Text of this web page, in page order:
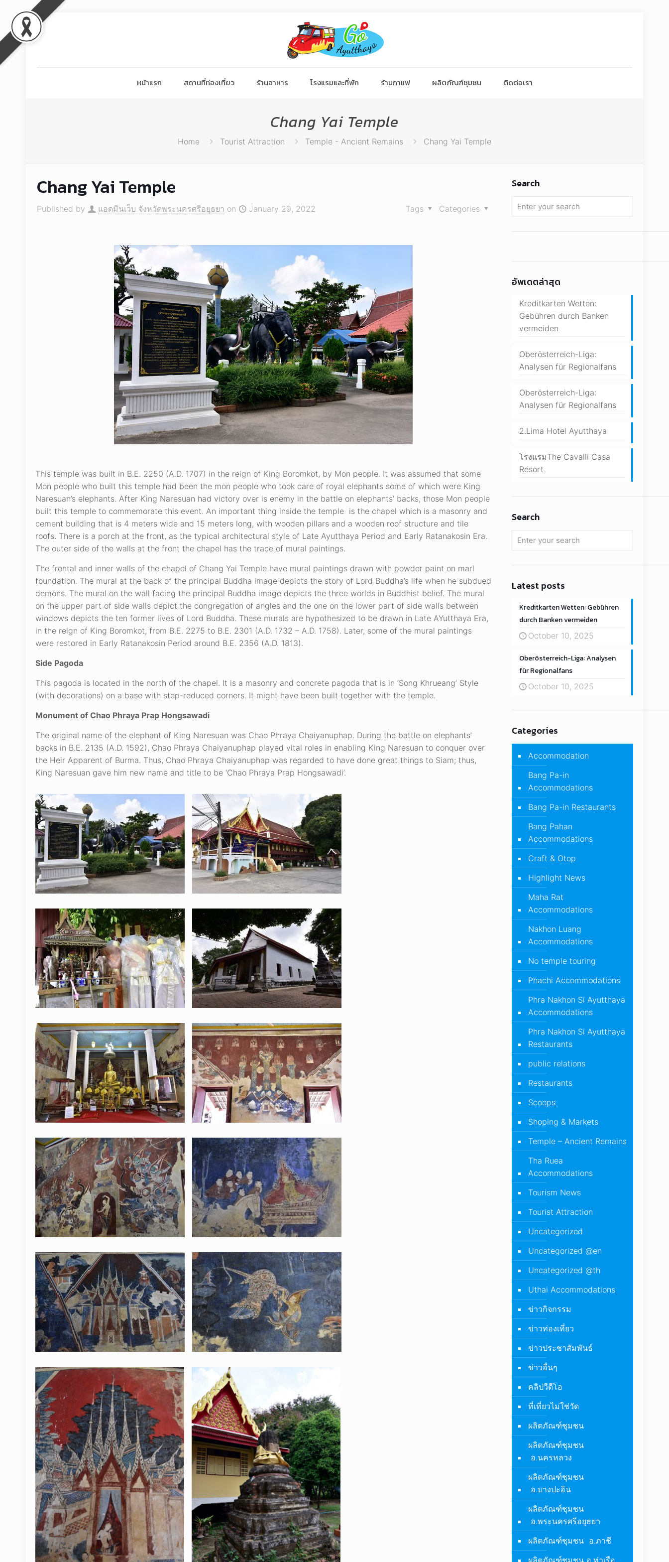
หน้าแรก สถานที่ท่องเที่ยว ร้านอาหาร โรงแรมและที่พัก ร้านกาแฟ ผลิตภัณฑ์ชุมชน ติดต่อเรา
Chang Yai Temple
Home Tourist Attraction Temple - Ancient Remains Chang Yai Temple
Chang Yai Temple
Published by แอดมินเว็บ จังหวัดพระนครศรีอยุธยา on January 29, 2022 Categories
Tags
This temple was built in B.E. 2250 (A.D. 1707) in the reign of King Boromkot, by Mon people. It was assumed that some
Mon people who built this temple had been the mon people who took care of royal elephants some of which were King
Naresuan’s elephants. After King Naresuan had victory over is enemy in the battle on elephants’ backs, those Mon people
built this temple to commemorate this event. An important thing inside the temple is the chapel which is a masonry and
cement building that is 4 meters wide and 15 meters long, with wooden pillars and a wooden roof structure and tile
roofs. There is a porch at the front, as the typical architectural style of Late Ayutthaya Period and Early Ratanakosin Era.
The outer side of the walls at the front the chapel has the trace of mural paintings.
The frontal and inner walls of the chapel of Chang Yai Temple have mural paintings drawn with powder paint on marl
foundation. The mural at the back of the principal Buddha image depicts the story of Lord Buddha’s life when he subdued
demons. The mural on the wall facing the principal Buddha image depicts the three worlds in Buddhist belief. The mural
on the upper part of side walls depict the congregation of angles and the one on the lower part of side walls between
windows depicts the ten former lives of Lord Buddha. These murals are hypothesized to be drawn in Late AYutthaya Era,
in the reign of King Boromkot, from B.E. 2275 to B.E. 2301 (A.D. 1732 – A.D. 1758). Later, some of the mural paintings
were restored in Early Ratanakosin Period around B.E. 2356 (A.D. 1813).
Side Pagoda
This pagoda is located in the north of the chapel. It is a masonry and concrete pagoda that is in ‘Song Khrueang’ Style
(with decorations) on a base with step-reduced corners. It might have been built together with the temple.
Monument of Chao Phraya Prap Hongsawadi
The original name of the elephant of King Naresuan was Chao Phraya Chaiyanuphap. During the battle on elephants’
backs in B.E. 2135 (A.D. 1592), Chao Phraya Chaiyanuphap played vital roles in enabling King Naresuan to conquer over
the Heir Apparent of Burma. Thus, Chao Phraya Chaiyanuphap was regarded to have done great things to Siam; thus,
King Naresuan gave him new name and title to be ‘Chao Phraya Prap Hongsawadi’.
Search
อัพเดตล่าสุด
Kreditkarten Wetten:
Gebühren durch Banken
vermeiden
Oberösterreich-Liga:
Analysen für Regionalfans
Oberösterreich-Liga:
Analysen für Regionalfans
2.Lima Hotel Ayutthaya
โรงแรมThe Cavalli Casa
Resort
Search
Latest posts
Kreditkarten Wetten: Gebühren
durch Banken vermeiden
October 10, 2025
Oberösterreich-Liga: Analysen
für Regionalfans
October 10, 2025
Categories
Accommodation
Bang Pa-in
Accommodations
Bang Pa-in Restaurants
Bang Pahan
Accommodations
Craft & Otop
Highlight News
Maha Rat
Accommodations
Nakhon Luang
Accommodations
No temple touring
Phachi Accommodations
Phra Nakhon Si Ayutthaya
Accommodations
Phra Nakhon Si Ayutthaya
Restaurants
public relations
Restaurants
Scoops
Shoping & Markets
Temple – Ancient Remains
Tha Ruea
Accommodations
Tourism News
Tourist Attraction
Uncategorized
Uncategorized @en
Uncategorized @th
Uthai Accommodations
ข่าวกิจกรรม
ข่าวท่องเที่ยว
ข่าวประชาสัมพันธ์
ข่าวอื่นๆ
คลิปวีดีโอ
ที่เที่ยวไม่ใช่วัด
ผลิตภัณฑ์ชุมชน
ผลิตภัณฑ์ชุมชน
อ.นครหลวง
ผลิตภัณฑ์ชุมชน
อ.บางปะอิน
ผลิตภัณฑ์ชุมชน
อ.พระนครศรีอยุธยา
ผลิตภัณฑ์ชุมชน อ.ภาชี
ผลิตภัณฑ์ชุมชน อ.ท่าเรือ